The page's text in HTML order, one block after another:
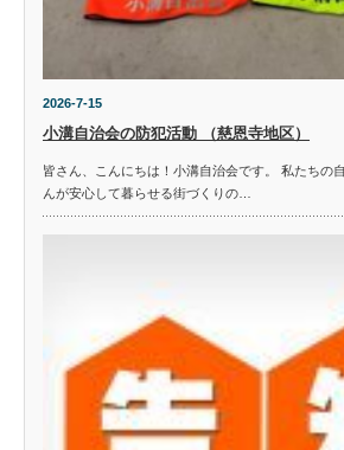
2026-7-15
小溝自治会の防犯活動 （慈恩寺地区）
皆さん、こんにちは！小溝自治会です。 私たちの
んが安心して暮らせる街づくりの…